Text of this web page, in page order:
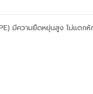
มีความยืดหยุ่นสูง ไม่แตก